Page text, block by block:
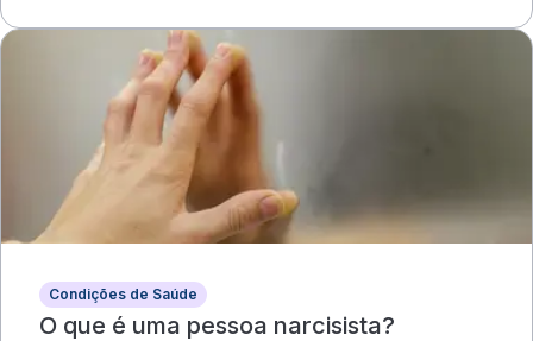
Condições de Saúde
O que é uma pessoa narcisista?